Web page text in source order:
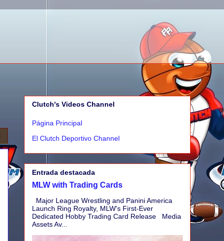
Clutch's Videos Channel
Página Principal
El Clutch Deportivo Channel
Entrada destacada
MLW with Trading Cards
Major League Wrestling and Panini America
Launch Ring Royalty, MLW's First-Ever
Dedicated Hobby Trading Card Release Media
Assets Av...